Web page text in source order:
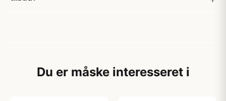
Du er måske interesseret i